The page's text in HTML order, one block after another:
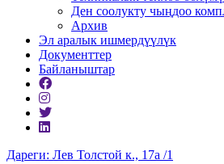
Ден соолукту чыңдоо
Архив
Эл аралык ишмердүүлүк
Документтер
Байланыштар
Дареги: Лев Толстой к., 17а /1